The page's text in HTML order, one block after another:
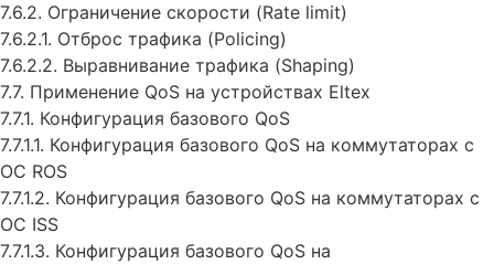
7.6.2. Ограничение скорости (Rate limit)
7.6.2.1. Отброс трафика (Policing)
7.6.2.2. Выравнивание трафика (Shaping)
7.7. Применение QoS на устройствах Eltex
7.7.1. Конфигурация базового QoS
7.7.1.1. Конфигурация базового QoS на коммутаторах с
ОС ROS
7.7.1.2. Конфигурация базового QoS на коммутаторах с
ОС ISS
7.7.1.3. Конфигурация базового QoS на